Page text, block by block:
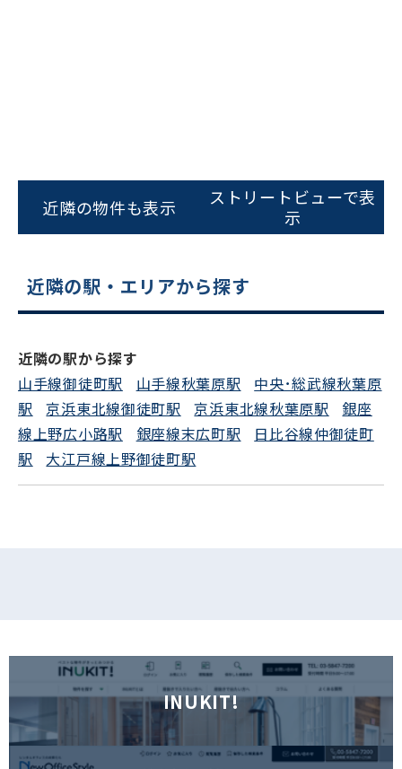
電話でお問い合わせ
近隣の物件も表示
ストリートビューで表
示
近隣の駅・エリアから探す
近隣の駅から探す
山手線御徒町駅
山手線秋葉原駅
中央･総武線秋葉原
駅
京浜東北線御徒町駅 京浜東北線秋葉原駅
銀座
線上野広小路駅
銀座線末広町駅
日比谷線仲御徒町
駅
大江戸線上野御徒町駅
INUKIT!